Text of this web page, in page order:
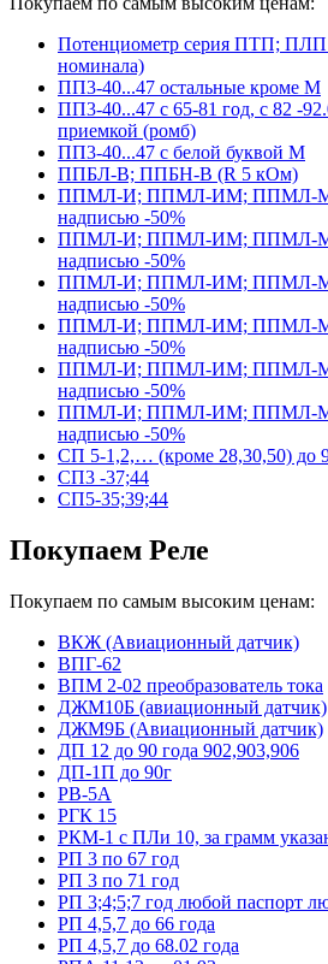
Потенциометр серия ПТП; ПЛП
номинала)
ПП3-40...47 остальные кроме М
ПП3-40...47 с 65-81 год, с 82 -
приемкой (ромб)
ПП3-40...47 с белой буквой М
ППБЛ-В; ППБН-В (R 5 кОм)
ППМЛ-И; ППМЛ-ИМ; ППМЛ-М
надписью -50%
ППМЛ-И; ППМЛ-ИМ; ППМЛ-М
надписью -50%
ППМЛ-И; ППМЛ-ИМ; ППМЛ-М
надписью -50%
ППМЛ-И; ППМЛ-ИМ; ППМЛ-М
надписью -50%
ППМЛ-И; ППМЛ-ИМ; ППМЛ-М
надписью -50%
ППМЛ-И; ППМЛ-ИМ; ППМЛ-М
надписью -50%
СП 5-1,2,… (кроме 28,30,50) до
СП3 -37;44
СП5-35;39;44
Покупаем Реле
Покупаем по самым высоким ценам:
ВКЖ (Авиационный датчик)
ВПГ-62
ВПМ 2-02 преобразователь тока
ДЖМ10Б (авиационный датчик)
ДЖМ9Б (Авиационный датчик)
ДП 12 до 90 года 902,903,906
ДП-1П до 90г
РВ-5А
РГК 15
РКМ-1 с ПЛи 10, за грамм
РП 3 по 67 год
РП 3 по 71 год
РП 3;4;5;7 год любой паспорт
РП 4,5,7 до 66 года
РП 4,5,7 до 68.02 года